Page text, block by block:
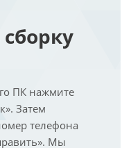
ПК нажмите
Затем
телефона
Мы